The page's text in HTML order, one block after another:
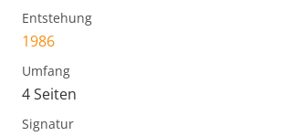
Entstehung
1986
Umfang
4 Seiten
Signatur